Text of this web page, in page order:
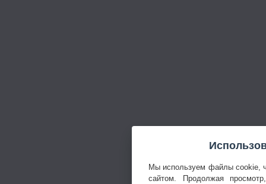
Мы используем файлы cookie,
сайтом. Продолжая